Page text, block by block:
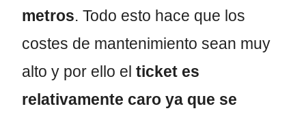
metros. Todo esto hace que los
costes de mantenimiento sean muy
alto y por ello elticket es
relativamente caro ya que se